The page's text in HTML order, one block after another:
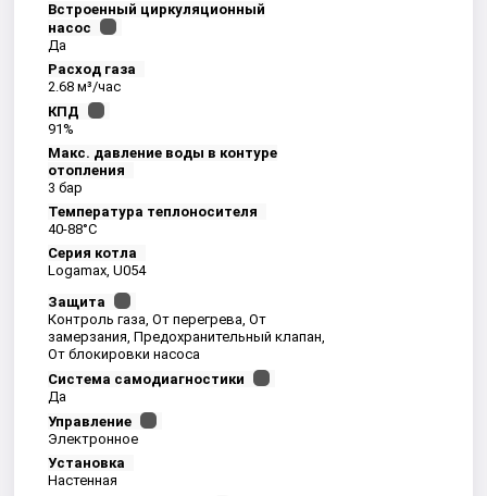
Встроенный циркуляционный
насос
Да
Расход газа
2.68 м³/час
КПД
91%
Макс. давление воды в контуре
отопления
3 бар
Температура теплоносителя
40-88°С
Серия котла
Logamax, U054
Защита
Контроль газа, От перегрева, От
замерзания, Предохранительный клапан,
От блокировки насоса
Система самодиагностики
Да
Управление
Электронное
Установка
Настенная